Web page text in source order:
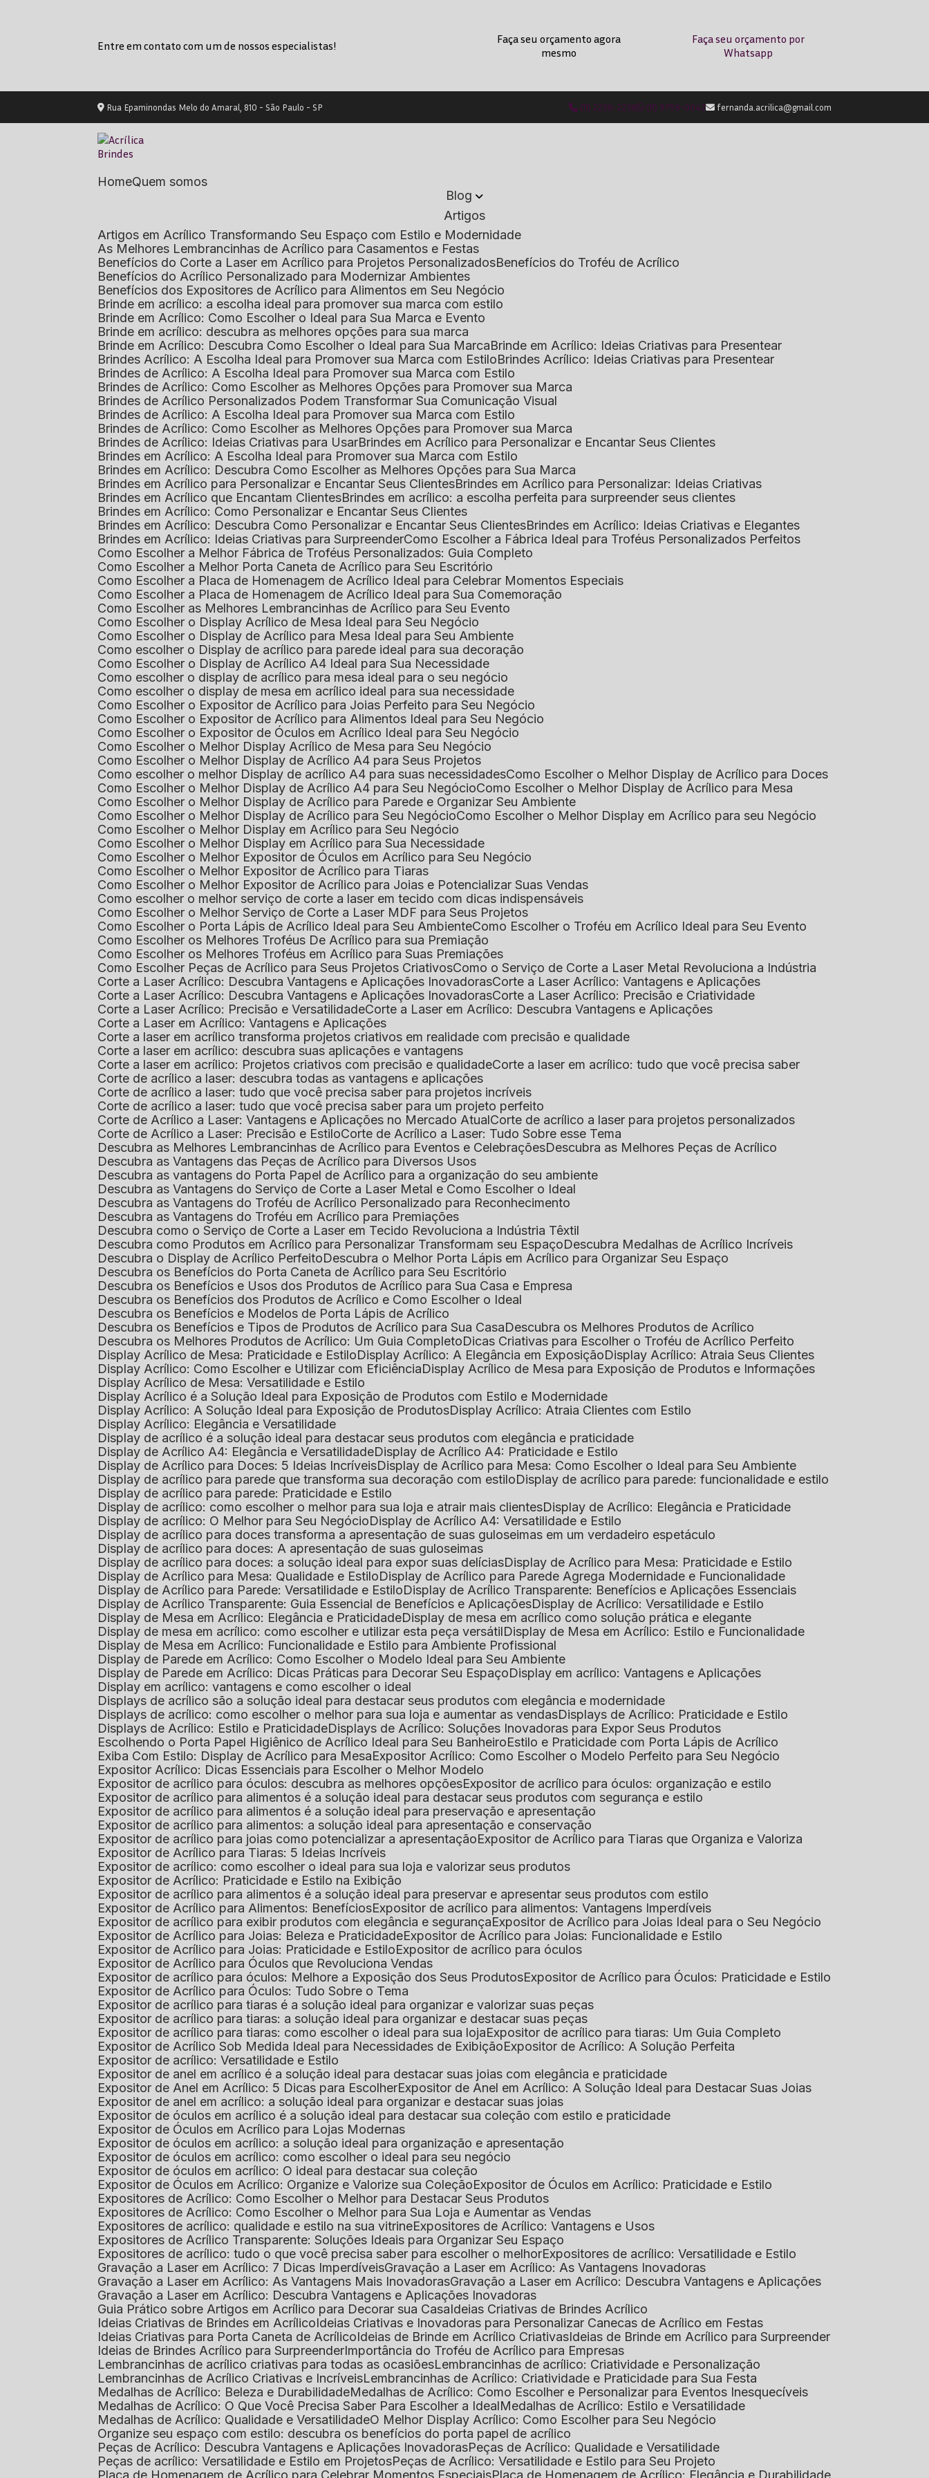
Entre em contato com um de nossos especialistas!
Faça seu orçamento agora
mesmo
Faça seu orçamento por
Whatsapp
Rua Epaminondas Melo do Amaral, 810 - São Paulo - SP (11) 2236-2238 (11) 9759-0042 fernanda.acrilica@gmail.com
Home
Quem somos
Blog
Artigos
Artigos em Acrílico Transformando Seu Espaço com Estilo e Modernidade
As Melhores Lembrancinhas de Acrílico para Casamentos e Festas
Benefícios do Corte a Laser em Acrílico para Projetos Personalizados
Benefícios do Troféu de Acrílico
Benefícios do Acrílico Personalizado para Modernizar Ambientes
Benefícios dos Expositores de Acrílico para Alimentos em Seu Negócio
Brinde em acrílico: a escolha ideal para promover sua marca com estilo
Brinde em Acrílico: Como Escolher o Ideal para Sua Marca e Evento
Brinde em acrílico: descubra as melhores opções para sua marca
Brinde em Acrílico: Descubra Como Escolher o Ideal para Sua Marca
Brinde em Acrílico: Ideias Criativas para Presentear
Brindes Acrílico: A Escolha Ideal para Promover sua Marca com Estilo
Brindes Acrílico: Ideias Criativas para Presentear
Brindes de Acrílico: A Escolha Ideal para Promover sua Marca com Estilo
Brindes de Acrílico: Como Escolher as Melhores Opções para Promover sua Marca
Brindes de Acrílico Personalizados Podem Transformar Sua Comunicação Visual
Brindes de Acrílico: A Escolha Ideal para Promover sua Marca com Estilo
Brindes de Acrílico: Como Escolher as Melhores Opções para Promover sua Marca
Brindes de Acrílico: Ideias Criativas para Usar
Brindes em Acrílico para Personalizar e Encantar Seus Clientes
Brindes em Acrílico: A Escolha Ideal para Promover sua Marca com Estilo
Brindes em Acrílico: Descubra Como Escolher as Melhores Opções para Sua Marca
Brindes em Acrílico para Personalizar e Encantar Seus Clientes
Brindes em Acrílico para Personalizar: Ideias Criativas
Brindes em Acrílico que Encantam Clientes
Brindes em acrílico: a escolha perfeita para surpreender seus clientes
Brindes em Acrílico: Como Personalizar e Encantar Seus Clientes
Brindes em Acrílico: Descubra Como Personalizar e Encantar Seus Clientes
Brindes em Acrílico: Ideias Criativas e Elegantes
Brindes em Acrílico: Ideias Criativas para Surpreender
Como Escolher a Fábrica Ideal para Troféus Personalizados Perfeitos
Como Escolher a Melhor Fábrica de Troféus Personalizados: Guia Completo
Como Escolher a Melhor Porta Caneta de Acrílico para Seu Escritório
Como Escolher a Placa de Homenagem de Acrílico Ideal para Celebrar Momentos Especiais
Como Escolher a Placa de Homenagem de Acrílico Ideal para Sua Comemoração
Como Escolher as Melhores Lembrancinhas de Acrílico para Seu Evento
Como Escolher o Display Acrílico de Mesa Ideal para Seu Negócio
Como Escolher o Display de Acrílico para Mesa Ideal para Seu Ambiente
Como escolher o Display de acrílico para parede ideal para sua decoração
Como Escolher o Display de Acrílico A4 Ideal para Sua Necessidade
Como escolher o display de acrílico para mesa ideal para o seu negócio
Como escolher o display de mesa em acrílico ideal para sua necessidade
Como Escolher o Expositor de Acrílico para Joias Perfeito para Seu Negócio
Como Escolher o Expositor de Acrílico para Alimentos Ideal para Seu Negócio
Como Escolher o Expositor de Óculos em Acrílico Ideal para Seu Negócio
Como Escolher o Melhor Display Acrílico de Mesa para Seu Negócio
Como Escolher o Melhor Display de Acrílico A4 para Seus Projetos
Como escolher o melhor Display de acrílico A4 para suas necessidades
Como Escolher o Melhor Display de Acrílico para Doces
Como Escolher o Melhor Display de Acrílico A4 para Seu Negócio
Como Escolher o Melhor Display de Acrílico para Mesa
Como Escolher o Melhor Display de Acrílico para Parede e Organizar Seu Ambiente
Como Escolher o Melhor Display de Acrílico para Seu Negócio
Como Escolher o Melhor Display em Acrílico para seu Negócio
Como Escolher o Melhor Display em Acrílico para Seu Negócio
Como Escolher o Melhor Display em Acrílico para Sua Necessidade
Como Escolher o Melhor Expositor de Óculos em Acrílico para Seu Negócio
Como Escolher o Melhor Expositor de Acrílico para Tiaras
Como Escolher o Melhor Expositor de Acrílico para Joias e Potencializar Suas Vendas
Como escolher o melhor serviço de corte a laser em tecido com dicas indispensáveis
Como Escolher o Melhor Serviço de Corte a Laser MDF para Seus Projetos
Como Escolher o Porta Lápis de Acrílico Ideal para Seu Ambiente
Como Escolher o Troféu em Acrílico Ideal para Seu Evento
Como Escolher os Melhores Troféus De Acrílico para sua Premiação
Como Escolher os Melhores Troféus em Acrílico para Suas Premiações
Como Escolher Peças de Acrílico para Seus Projetos Criativos
Como o Serviço de Corte a Laser Metal Revoluciona a Indústria
Corte a Laser Acrílico: Descubra Vantagens e Aplicações Inovadoras
Corte a Laser Acrílico: Vantagens e Aplicações
Corte a Laser Acrílico: Descubra Vantagens e Aplicações Inovadoras
Corte a Laser Acrílico: Precisão e Criatividade
Corte a Laser Acrílico: Precisão e Versatilidade
Corte a Laser em Acrílico: Descubra Vantagens e Aplicações
Corte a Laser em Acrílico: Vantagens e Aplicações
Corte a laser em acrílico transforma projetos criativos em realidade com precisão e qualidade
Corte a laser em acrílico: descubra suas aplicações e vantagens
Corte a laser em acrílico: Projetos criativos com precisão e qualidade
Corte a laser em acrílico: tudo que você precisa saber
Corte de acrílico a laser: descubra todas as vantagens e aplicações
Corte de acrílico a laser: tudo que você precisa saber para projetos incríveis
Corte de acrílico a laser: tudo que você precisa saber para um projeto perfeito
Corte de Acrílico a Laser: Vantagens e Aplicações no Mercado Atual
Corte de acrílico a laser para projetos personalizados
Corte de Acrílico a Laser: Precisão e Estilo
Corte de Acrílico a Laser: Tudo Sobre esse Tema
Descubra as Melhores Lembrancinhas de Acrílico para Eventos e Celebrações
Descubra as Melhores Peças de Acrílico
Descubra as Vantagens das Peças de Acrílico para Diversos Usos
Descubra as vantagens do Porta Papel de Acrílico para a organização do seu ambiente
Descubra as Vantagens do Serviço de Corte a Laser Metal e Como Escolher o Ideal
Descubra as Vantagens do Troféu de Acrílico Personalizado para Reconhecimento
Descubra as Vantagens do Troféu em Acrílico para Premiações
Descubra como o Serviço de Corte a Laser em Tecido Revoluciona a Indústria Têxtil
Descubra como Produtos em Acrílico para Personalizar Transformam seu Espaço
Descubra Medalhas de Acrílico Incríveis
Descubra o Display de Acrílico Perfeito
Descubra o Melhor Porta Lápis em Acrílico para Organizar Seu Espaço
Descubra os Benefícios do Porta Caneta de Acrílico para Seu Escritório
Descubra os Benefícios e Usos dos Produtos de Acrílico para Sua Casa e Empresa
Descubra os Benefícios dos Produtos de Acrílico e Como Escolher o Ideal
Descubra os Benefícios e Modelos de Porta Lápis de Acrílico
Descubra os Benefícios e Tipos de Produtos de Acrílico para Sua Casa
Descubra os Melhores Produtos de Acrílico
Descubra os Melhores Produtos de Acrílico: Um Guia Completo
Dicas Criativas para Escolher o Troféu de Acrílico Perfeito
Display Acrílico de Mesa: Praticidade e Estilo
Display Acrílico: A Elegância em Exposição
Display Acrílico: Atraia Seus Clientes
Display Acrílico: Como Escolher e Utilizar com Eficiência
Display Acrílico de Mesa para Exposição de Produtos e Informações
Display Acrílico de Mesa: Versatilidade e Estilo
Display Acrílico é a Solução Ideal para Exposição de Produtos com Estilo e Modernidade
Display Acrílico: A Solução Ideal para Exposição de Produtos
Display Acrílico: Atraia Clientes com Estilo
Display Acrílico: Elegância e Versatilidade
Display de acrílico é a solução ideal para destacar seus produtos com elegância e praticidade
Display de Acrílico A4: Elegância e Versatilidade
Display de Acrílico A4: Praticidade e Estilo
Display de Acrílico para Doces: 5 Ideias Incríveis
Display de Acrílico para Mesa: Como Escolher o Ideal para Seu Ambiente
Display de acrílico para parede que transforma sua decoração com estilo
Display de acrílico para parede: funcionalidade e estilo
Display de acrílico para parede: Praticidade e Estilo
Display de acrílico: como escolher o melhor para sua loja e atrair mais clientes
Display de Acrílico: Elegância e Praticidade
Display de acrílico: O Melhor para Seu Negócio
Display de Acrílico A4: Versatilidade e Estilo
Display de acrílico para doces transforma a apresentação de suas guloseimas em um verdadeiro espetáculo
Display de acrílico para doces: A apresentação de suas guloseimas
Display de acrílico para doces: a solução ideal para expor suas delícias
Display de Acrílico para Mesa: Praticidade e Estilo
Display de Acrílico para Mesa: Qualidade e Estilo
Display de Acrílico para Parede Agrega Modernidade e Funcionalidade
Display de Acrílico para Parede: Versatilidade e Estilo
Display de Acrílico Transparente: Benefícios e Aplicações Essenciais
Display de Acrílico Transparente: Guia Essencial de Benefícios e Aplicações
Display de Acrílico: Versatilidade e Estilo
Display de Mesa em Acrílico: Elegância e Praticidade
Display de mesa em acrílico como solução prática e elegante
Display de mesa em acrílico: como escolher e utilizar esta peça versátil
Display de Mesa em Acrílico: Estilo e Funcionalidade
Display de Mesa em Acrílico: Funcionalidade e Estilo para Ambiente Profissional
Display de Parede em Acrílico: Como Escolher o Modelo Ideal para Seu Ambiente
Display de Parede em Acrílico: Dicas Práticas para Decorar Seu Espaço
Display em acrílico: Vantagens e Aplicações
Display em acrílico: vantagens e como escolher o ideal
Displays de acrílico são a solução ideal para destacar seus produtos com elegância e modernidade
Displays de acrílico: como escolher o melhor para sua loja e aumentar as vendas
Displays de Acrílico: Praticidade e Estilo
Displays de Acrílico: Estilo e Praticidade
Displays de Acrílico: Soluções Inovadoras para Expor Seus Produtos
Escolhendo o Porta Papel Higiênico de Acrílico Ideal para Seu Banheiro
Estilo e Praticidade com Porta Lápis de Acrílico
Exiba Com Estilo: Display de Acrílico para Mesa Expositor Acrílico: Como Escolher o Modelo Perfeito para Seu Negócio
Expositor Acrílico: Dicas Essenciais para Escolher o Melhor Modelo
Expositor de acrílico para óculos: descubra as melhores opções Expositor de acrílico para óculos: organização e estilo
Expositor de acrílico para alimentos é a solução ideal para destacar seus produtos com segurança e estilo
Expositor de acrílico para alimentos é a solução ideal para preservação e apresentação
Expositor de acrílico para alimentos: a solução ideal para apresentação e conservação
Expositor de acrílico para joias como potencializar a apresentação Expositor de Acrílico para Tiaras que Organiza e Valoriza
Expositor de Acrílico para Tiaras: 5 Ideias Incríveis
Expositor de acrílico: como escolher o ideal para sua loja e valorizar seus produtos
Expositor de Acrílico: Praticidade e Estilo na Exibição
Expositor de acrílico para alimentos é a solução ideal para preservar e apresentar seus produtos com estilo
Expositor de Acrílico para Alimentos: Benefícios Expositor de acrílico para alimentos: Vantagens Imperdíveis
Expositor de acrílico para exibir produtos com elegância e segurança Expositor de Acrílico para Joias Ideal para o Seu Negócio
Expositor de Acrílico para Joias: Beleza e Praticidade Expositor de Acrílico para Joias: Funcionalidade e Estilo
Expositor de Acrílico para Joias: Praticidade e Estilo Expositor de acrílico para óculos
Expositor de Acrílico para Óculos que Revoluciona Vendas
Expositor de acrílico para óculos: Melhore a Exposição dos Seus Produtos Expositor de Acrílico para Óculos: Praticidade e Estilo
Expositor de Acrílico para Óculos: Tudo Sobre o Tema
Expositor de acrílico para tiaras é a solução ideal para organizar e valorizar suas peças
Expositor de acrílico para tiaras: a solução ideal para organizar e destacar suas peças
Expositor de acrílico para tiaras: como escolher o ideal para sua loja Expositor de acrílico para tiaras: Um Guia Completo
Expositor de Acrílico Sob Medida Ideal para Necessidades de Exibição Expositor de Acrílico: A Solução Perfeita
Expositor de acrílico: Versatilidade e Estilo
Expositor de anel em acrílico é a solução ideal para destacar suas joias com elegância e praticidade
Expositor de Anel em Acrílico: 5 Dicas para Escolher Expositor de Anel em Acrílico: A Solução Ideal para Destacar Suas Joias
Expositor de anel em acrílico: a solução ideal para organizar e destacar suas joias
Expositor de óculos em acrílico é a solução ideal para destacar sua coleção com estilo e praticidade
Expositor de Óculos em Acrílico para Lojas Modernas
Expositor de óculos em acrílico: a solução ideal para organização e apresentação
Expositor de óculos em acrílico: como escolher o ideal para seu negócio
Expositor de óculos em acrílico: O ideal para destacar sua coleção
Expositor de Óculos em Acrílico: Organize e Valorize sua Coleção Expositor de Óculos em Acrílico: Praticidade e Estilo
Expositores de Acrílico: Como Escolher o Melhor para Destacar Seus Produtos
Expositores de Acrílico: Como Escolher o Melhor para Sua Loja e Aumentar as Vendas
Expositores de acrílico: qualidade e estilo na sua vitrine Expositores de Acrílico: Vantagens e Usos
Expositores de Acrílico Transparente: Soluções Ideais para Organizar Seu Espaço
Expositores de acrílico: tudo o que você precisa saber para escolher o melhor Expositores de acrílico: Versatilidade e Estilo
Gravação a Laser em Acrílico: 7 Dicas Imperdíveis
Gravação a Laser em Acrílico: As Vantagens Inovadoras
Gravação a Laser em Acrílico: As Vantagens Mais Inovadoras
Gravação a Laser em Acrílico: Descubra Vantagens e Aplicações
Gravação a Laser em Acrílico: Descubra Vantagens e Aplicações Inovadoras
Guia Prático sobre Artigos em Acrílico para Decorar sua Casa Ideias Criativas de Brindes Acrílico
Ideias Criativas de Brindes em Acrílico Ideias Criativas e Inovadoras para Personalizar Canecas de Acrílico em Festas
Ideias Criativas para Porta Caneta de Acrílico Ideias de Brinde em Acrílico Criativas Ideias de Brinde em Acrílico para Surpreender
Ideias de Brindes Acrílico para Surpreender Importância do Troféu de Acrílico para Empresas
Lembrancinhas de acrílico criativas para todas as ocasiões Lembrancinhas de acrílico: Criatividade e Personalização
Lembrancinhas de Acrílico Criativas e Incríveis Lembrancinhas de Acrílico: Criatividade e Praticidade para Sua Festa
Medalhas de Acrílico: Beleza e Durabilidade
Medalhas de Acrílico: Como Escolher e Personalizar para Eventos Inesquecíveis
Medalhas de Acrílico: O Que Você Precisa Saber Para Escolher a Ideal
Medalhas de Acrílico: Estilo e Versatilidade
Medalhas de Acrílico: Qualidade e Versatilidade
O Melhor Display Acrílico: Como Escolher para Seu Negócio
Organize seu espaço com estilo: descubra os benefícios do porta papel de acrílico
Peças de Acrílico: Descubra Vantagens e Aplicações Inovadoras
Peças de Acrílico: Qualidade e Versatilidade
Peças de acrílico: Versatilidade e Estilo em Projetos
Peças de Acrílico: Versatilidade e Estilo para Seu Projeto
Placa de Homenagem de Acrílico para Celebrar Momentos Especiais
Placa de Homenagem de Acrílico: Elegância e Durabilidade